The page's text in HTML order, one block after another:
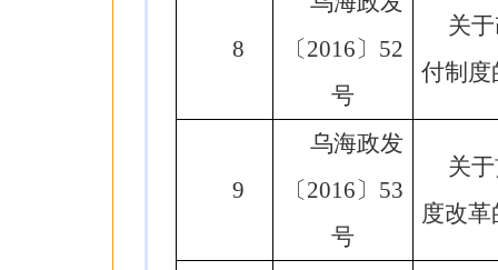
8
〔2016〕52
号
关
付制度
9
乌海政发
〔2016〕53
号
关
度改